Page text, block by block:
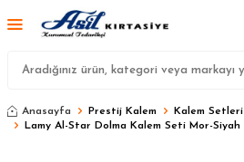
Anasayfa Prestij Kalem
Kalem Setleri
Lamy Al-Star Dolma Kalem Seti Mor-Siyah